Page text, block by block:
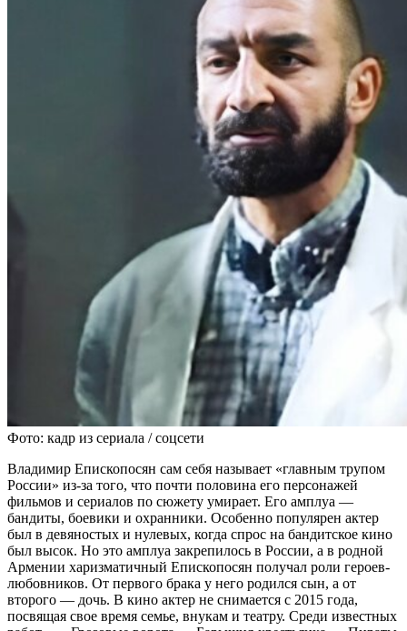
Фото: кадр из сериала / соцсети
Владимир Епископосян сам себя называет «главным трупом
России» из-за того, что почти половина его персонажей
фильмов и сериалов по сюжету умирает. Его амплуа —
бандиты, боевики и охранники. Особенно популярен актер
был в девяностых и нулевых, когда спрос на бандитское кино
был высок. Но это амплуа закрепилось в России, а в родной
Армении харизматичный Епископосян получал роли героев-
любовников. От первого брака у него родился сын, а от
второго — дочь. В кино актер не снимается с 2015 года,
посвящая свое время семье, внукам и театру. Среди известных